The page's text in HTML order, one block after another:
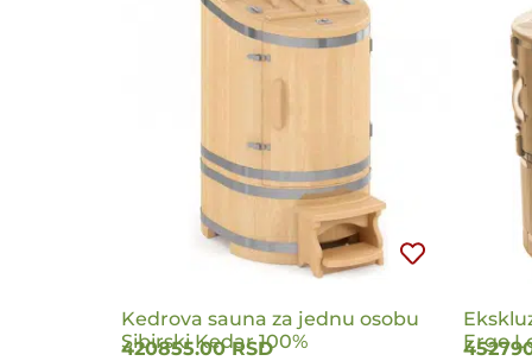
Kedrova sauna za jednu osobu
Sibirski Kedar 100%
420855.00RSD
NOVO
Ergo